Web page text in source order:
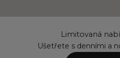
Limitovaná
Ušetřete s denními a